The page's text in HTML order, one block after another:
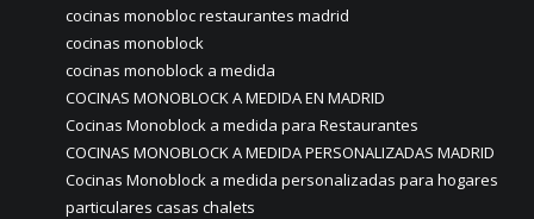
cocinas monobloc restaurantes madrid
cocinas monoblock
cocinas monoblock a medida
COCINAS MONOBLOCK A MEDIDA EN MADRID
Cocinas Monoblock a medida para Restaurantes
COCINAS MONOBLOCK A MEDIDA PERSONALIZADAS MADRID
Cocinas Monoblock a medida personalizadas para hogares
particulares casas chalets